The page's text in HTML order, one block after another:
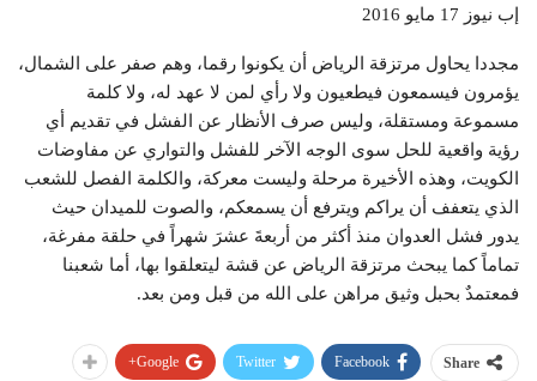
إب نيوز 17 مايو 2016
مجددا يحاول مرتزقة الرياض أن يكونوا رقما، وهم صفر على الشمال،
يؤمرون فيسمعون فيطعيون ولا رأي لمن لا عهد له، ولا كلمة
مسموعة ومستقلة، وليس صرف الأنظار عن الفشل في تقديم أي
رؤية واقعية للحل سوى الوجه الآخر للفشل والتواري عن مفاوضات
الكويت، وهذه الأخيرة مرحلة وليست معركة، والكلمة الفصل للشعب
الذي يتعفف أن يراكم ويترفع أن يسمعكم، والصوت للميدان حيث
يدور فشل العدوان منذ أكثر من أربعةَ عشرَ شهراً في حلقة مفرغة،
تماماً كما يبحث مرتزقة الرياض عن قشة ليتعلقوا بها، أما شعبنا
فمعتمدٌ بحبل وثيق مراهن على الله من قبل ومن بعد.
Share
Facebook
Twitter
Google+